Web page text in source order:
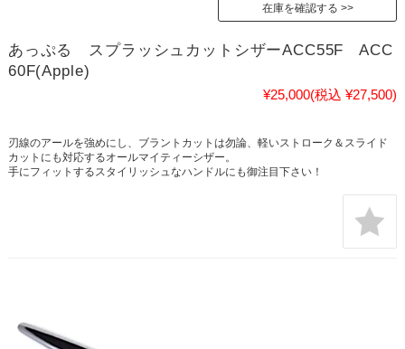
在庫を確認する
あっぷる スプラッシュカットシザーACC55F ACC
60F(Apple)
¥25,000(税込 ¥27,500)
刃線のアールを強めにし、ブラントカットは勿論、軽いストローク＆スライド
カットにも対応するオールマイティーシザー。
手にフィットするスタイリッシュなハンドルにも御注目下さい！